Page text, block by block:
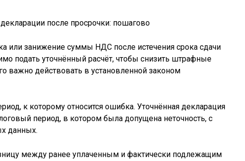
или занижение суммы НДС после истечения срока сдачи
подать уточнённый расчёт, чтобы снизить штрафные
важно действовать в установленной законом
к которому относится ошибка. Уточнённая декларация
период, в котором была допущена неточность, с
данных.
между ранее уплаченным и фактически подлежащим